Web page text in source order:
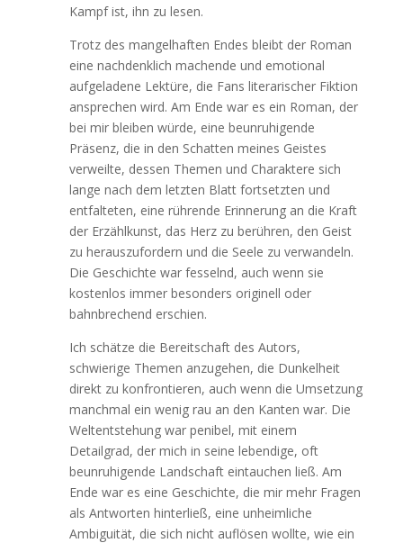
Kampf ist, ihn zu lesen.
Trotz des mangelhaften Endes bleibt der Roman
eine nachdenklich machende und emotional
aufgeladene Lektüre, die Fans literarischer Fiktion
ansprechen wird. Am Ende war es ein Roman, der
bei mir bleiben würde, eine beunruhigende
Präsenz, die in den Schatten meines Geistes
verweilte, dessen Themen und Charaktere sich
lange nach dem letzten Blatt fortsetzten und
entfalteten, eine rührende Erinnerung an die Kraft
der Erzählkunst, das Herz zu berühren, den Geist
zu herauszufordern und die Seele zu verwandeln.
Die Geschichte war fesselnd, auch wenn sie
kostenlos immer besonders originell oder
bahnbrechend erschien.
Ich schätze die Bereitschaft des Autors,
schwierige Themen anzugehen, die Dunkelheit
direkt zu konfrontieren, auch wenn die Umsetzung
manchmal ein wenig rau an den Kanten war. Die
Weltentstehung war penibel, mit einem
Detailgrad, der mich in seine lebendige, oft
beunruhigende Landschaft eintauchen ließ. Am
Ende war es eine Geschichte, die mir mehr Fragen
als Antworten hinterließ, eine unheimliche
Ambiguität, die sich nicht auflösen wollte, wie ein